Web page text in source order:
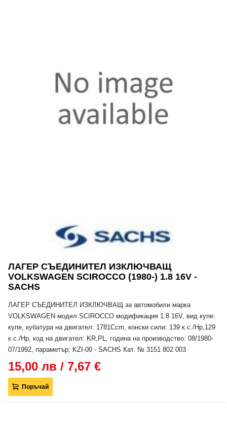
ЛАГЕР СЪЕДИНИТЕЛ ИЗКЛЮЧВАЩ
VOLKSWAGEN SCIROCCO (1980-) 1.8 16V -
SACHS
ЛАГЕР СЪЕДИНИТЕЛ ИЗКЛЮЧВАЩ за автомобили марка
VOLKSWAGEN модел SCIROCCO модификация 1.8 16V, вид купе:
купе, кубатура на двигател: 1781Ccm, конски сили: 139 к.с./Hp,129
к.с./Hp, код на двигател: KR,PL, година на производство: 08/1980-
07/1992, параметър: KZI-00 - SACHS Кат. № 3151 802 003
15,00 лв / 7,67 €
Поръчай